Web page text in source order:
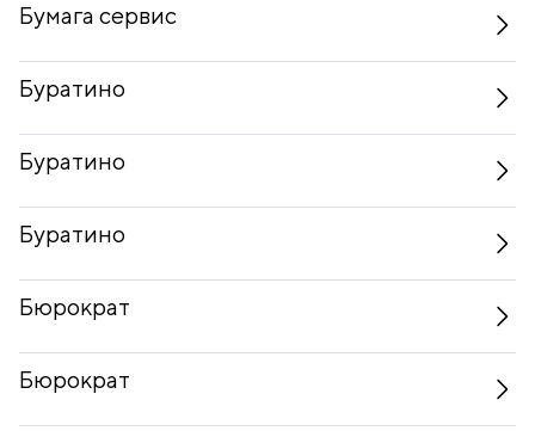
Бумага сервис
Буратино
Буратино
Буратино
Бюрократ
Бюрократ